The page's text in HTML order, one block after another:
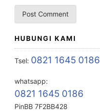
HUBUNGI KAMI
Tsel: 0821 1645 0186
whatsapp:
0821 1645 0186
PinBB 7F2BB428